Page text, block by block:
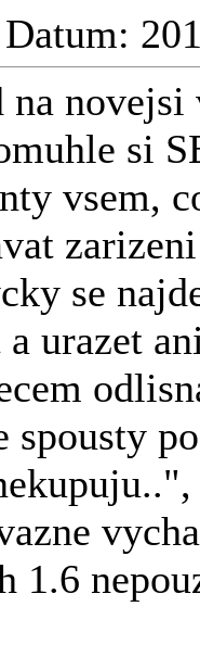
na
si
vsem,
se
urazet
spousty
1.6